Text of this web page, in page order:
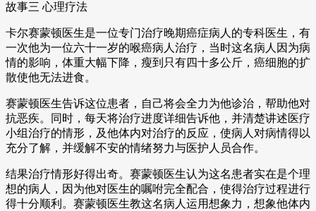
故事三 心理疗法
卡尔赛蒙顿医生是一位专门治疗晚期癌症病人的专科医生，有
一次他为一位六十一岁的喉癌病人治疗，当时这名病人因为病
情的影响，体重大幅下降，瘦到只有四十多公斤，癌细胞的扩
散使他无法进食。
赛蒙顿医生告诉这位患者，自己将会全力为他诊治，帮助他对
抗恶疾。同时，每天将治疗进度详细告诉他，并清楚讲述医疗
小组治疗的情形，及他体内对治疗的反应，使病人对病情得以
充分了解，并缓解不安的情绪努力与医护人员合作。
结果治疗情形好得出奇。赛蒙顿医生认为这名患者实在是个理
想的病人，因为他对医生的嘱咐完全配合，使得治疗过程进行
得十分顺利。赛蒙顿医生教这名病人运用想象力，想象他体内